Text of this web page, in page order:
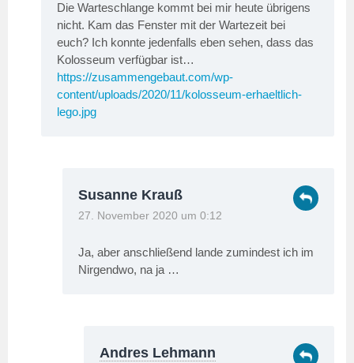
Die Warteschlange kommt bei mir heute übrigens
nicht. Kam das Fenster mit der Wartezeit bei
euch? Ich konnte jedenfalls eben sehen, dass das
Kolosseum verfügbar ist…
https://zusammengebaut.com/wp-
content/uploads/2020/11/kolosseum-erhaeltlich-
lego.jpg
Susanne Krauß
27. November 2020 um 0:12
Ja, aber anschließend lande zumindest ich im
Nirgendwo, na ja …
Andres Lehmann